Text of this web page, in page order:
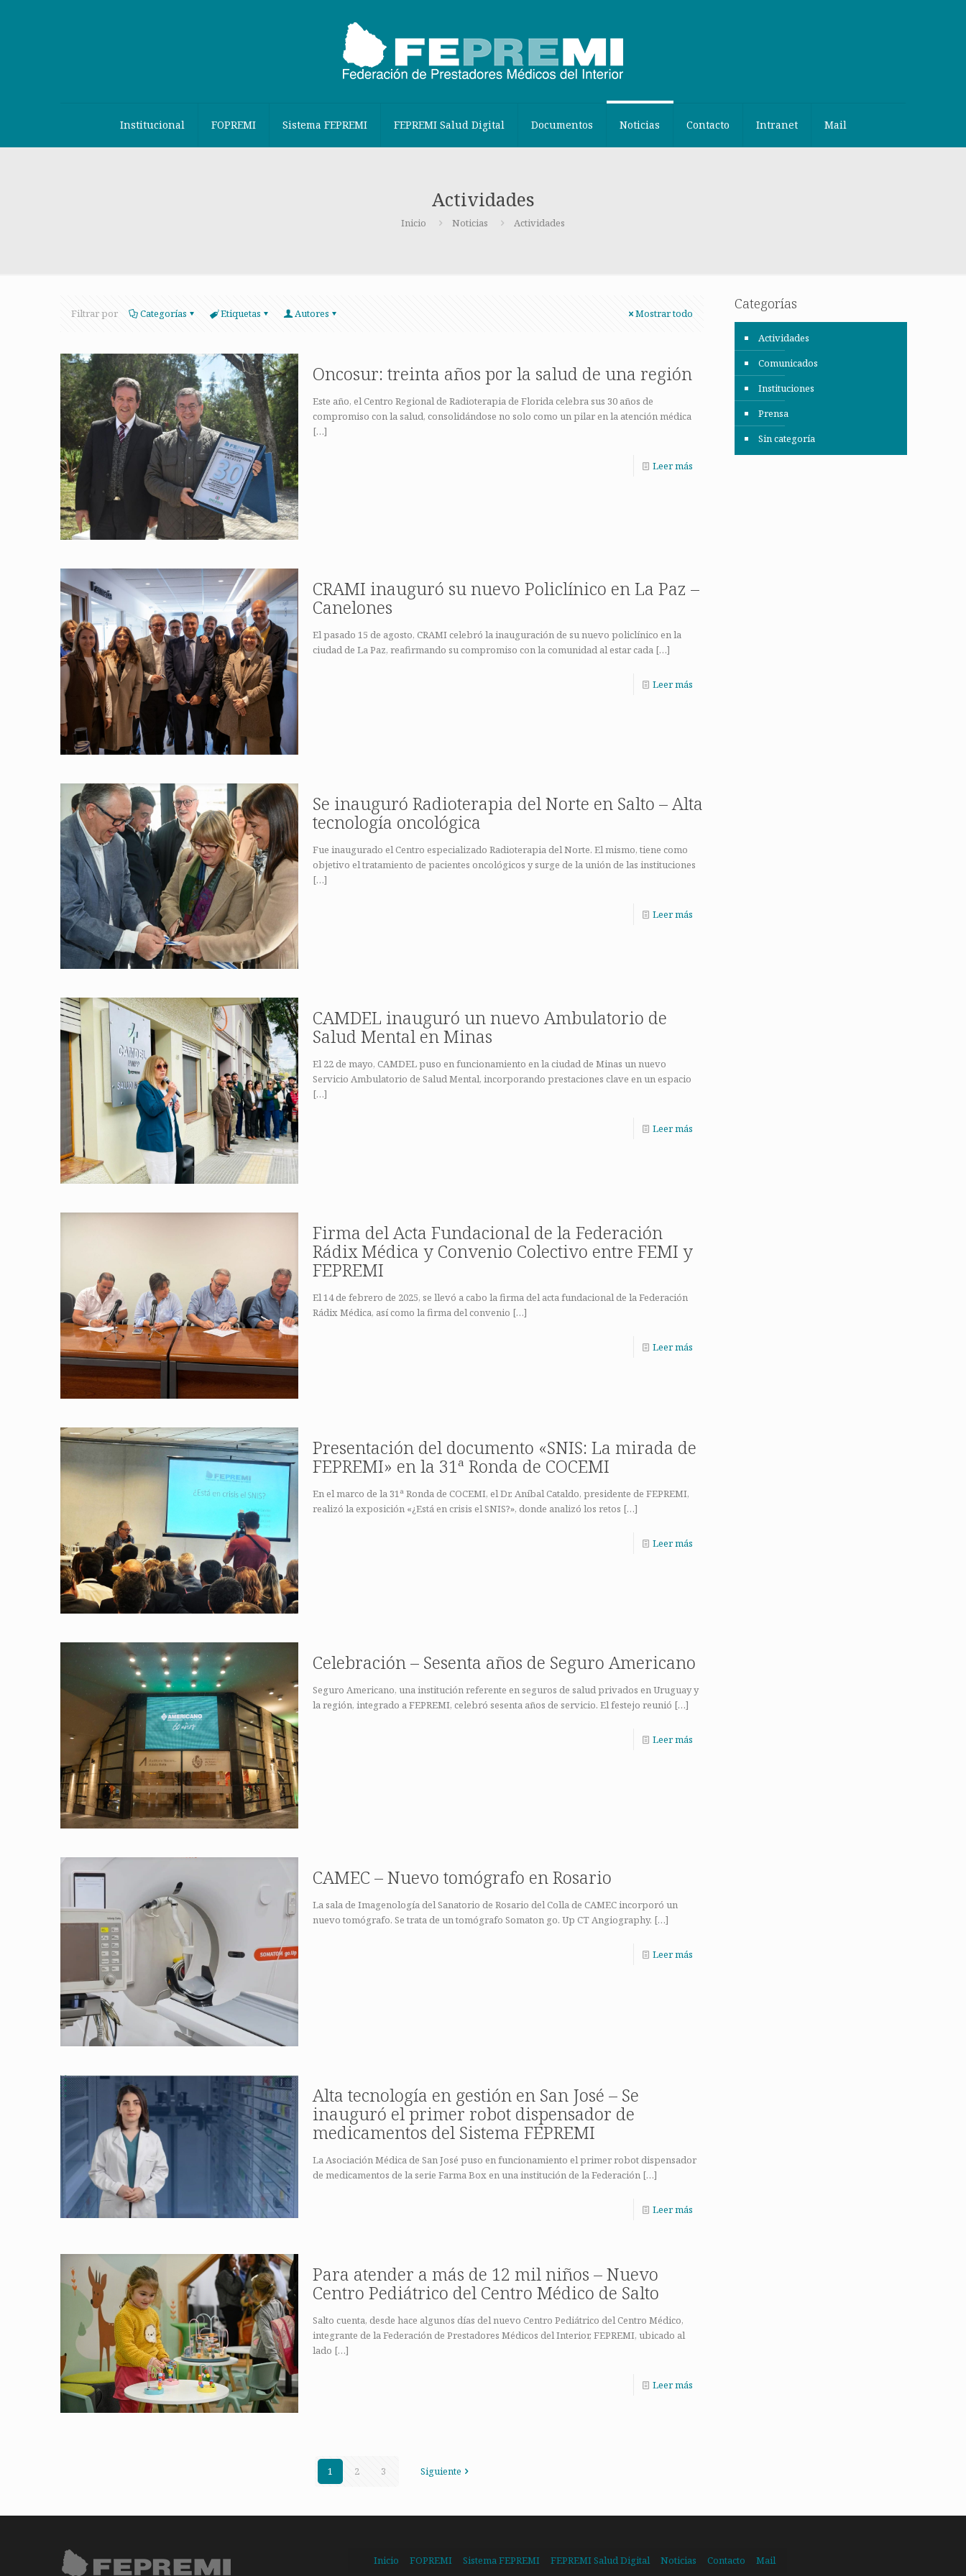
Institucional FOPREMI Sistema FEPREMI FEPREMI Salud Digital Documentos Noticias Contacto Intranet Mail
Actividades
Inicio Noticias Actividades
Filtrar por Categorías Etiquetas Autores Mostrar todo
Oncosur: treinta años por la salud de una región
Este año, el Centro Regional de Radioterapia de Florida celebra sus 30 años de
compromiso con la salud, consolidándose no solo como un pilar en la atención médica
[…]
Leer más
CRAMI inauguró su nuevo Policlínico en La Paz –
Canelones
El pasado 15 de agosto, CRAMI celebró la inauguración de su nuevo policlínico en la
ciudad de La Paz, reafirmando su compromiso con la comunidad al estar cada […]
Leer más
Se inauguró Radioterapia del Norte en Salto – Alta
tecnología oncológica
Fue inaugurado el Centro especializado Radioterapia del Norte. El mismo, tiene como
objetivo el tratamiento de pacientes oncológicos y surge de la unión de las instituciones
[…]
Leer más
CAMDEL inauguró un nuevo Ambulatorio de
Salud Mental en Minas
El 22 de mayo, CAMDEL puso en funcionamiento en la ciudad de Minas un nuevo
Servicio Ambulatorio de Salud Mental, incorporando prestaciones clave en un espacio
[…]
Leer más
Firma del Acta Fundacional de la Federación
Rádix Médica y Convenio Colectivo entre FEMI y
FEPREMI
El 14 de febrero de 2025, se llevó a cabo la firma del acta fundacional de la Federación
Rádix Médica, así como la firma del convenio […]
Leer más
Presentación del documento «SNIS: La mirada de
FEPREMI» en la 31ª Ronda de COCEMI
En el marco de la 31ª Ronda de COCEMI, el Dr. Aníbal Cataldo, presidente de FEPREMI,
realizó la exposición «¿Está en crisis el SNIS?», donde analizó los retos […]
Leer más
Celebración – Sesenta años de Seguro Americano
Seguro Americano, una institución referente en seguros de salud privados en Uruguay y
la región, integrado a FEPREMI, celebró sesenta años de servicio. El festejo reunió […]
Leer más
CAMEC – Nuevo tomógrafo en Rosario
La sala de Imagenología del Sanatorio de Rosario del Colla de CAMEC incorporó un
nuevo tomógrafo. Se trata de un tomógrafo Somaton go. Up CT Angiography. […]
Leer más
Alta tecnología en gestión en San José – Se
inauguró el primer robot dispensador de
medicamentos del Sistema FEPREMI
La Asociación Médica de San José puso en funcionamiento el primer robot dispensador
de medicamentos de la serie Farma Box en una institución de la Federación […]
Leer más
Para atender a más de 12 mil niños – Nuevo
Centro Pediátrico del Centro Médico de Salto
Salto cuenta, desde hace algunos días del nuevo Centro Pediátrico del Centro Médico,
integrante de la Federación de Prestadores Médicos del Interior, FEPREMI, ubicado al
lado […]
Leer más
1 2 3 Siguiente
Categorías
Actividades
Comunicados
Instituciones
Prensa
Sin categoría
Inicio FOPREMI Sistema FEPREMI FEPREMI Salud Digital Noticias Contacto Mail